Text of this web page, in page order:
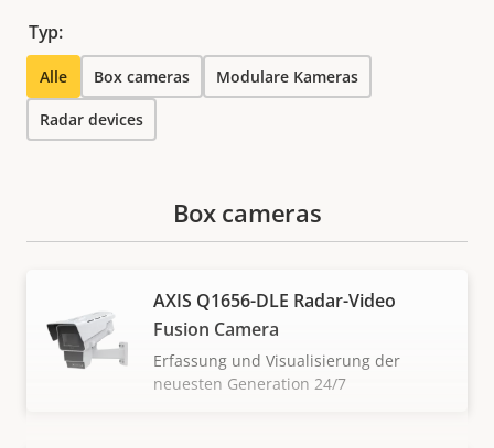
Typ:
Alle Box cameras Modulare Kameras
Radar devices
Box cameras
AXIS Q1656-DLE Radar-Video
Fusion Camera
Erfassung und Visualisierung der
neuesten Generation 24/7